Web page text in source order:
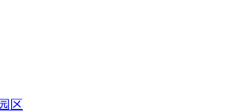
区